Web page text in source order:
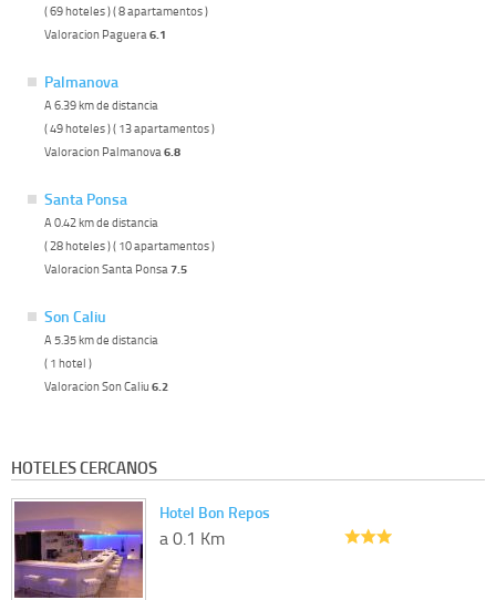
( 69 hoteles ) ( 8 apartamentos )
Valoracion Paguera 6.1
Palmanova
A 6.39 km de distancia
( 49 hoteles ) ( 13 apartamentos )
Valoracion Palmanova 6.8
Santa Ponsa
A 0.42 km de distancia
( 28 hoteles ) ( 10 apartamentos )
Valoracion Santa Ponsa 7.5
Son Caliu
A 5.35 km de distancia
( 1 hotel )
Valoracion Son Caliu 6.2
HOTELES CERCANOS
Hotel Bon Repos
a 0.1 Km